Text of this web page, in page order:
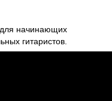
для начинающих
гитаристов.